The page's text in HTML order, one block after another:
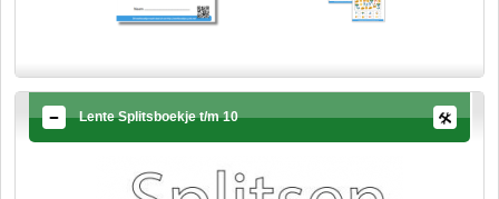
Lente Splitsboekje t/m 10